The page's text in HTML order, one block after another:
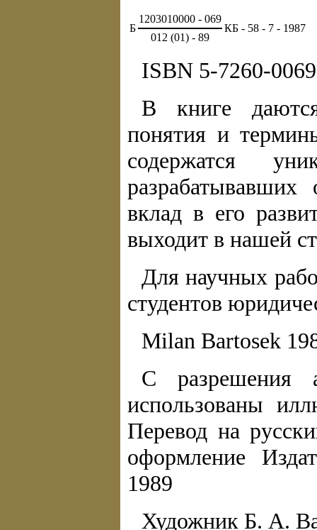
Б
1203010000 - 069
КБ - 58 - 7 - 1987
012 (01) - 89
ISBN 5-7260-
В книге
понятия и
содержатся
вклад в его
выходит в нашей
Для научных
студентов
Milan Bartosek
С разрешения
использованы
Перевод на
оформление
1989
Художник Б. А.